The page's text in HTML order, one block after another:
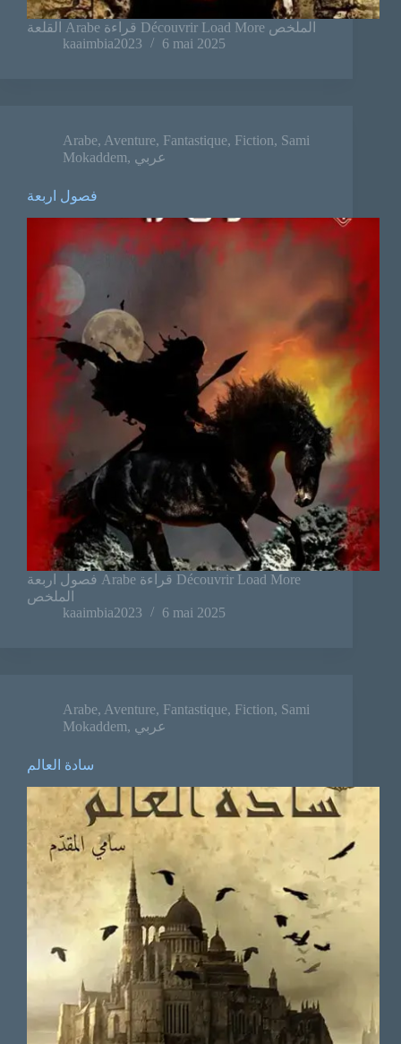
kaaimbia2023
6 mai 2025
Arabe, Aventure, Fantastique, Fiction, Sami
Mokaddem, عربي
فصول اربعة
فصول اربعة Arabe قراءة Découvrir Load More
kaaimbia2023
6 mai 2025
Arabe, Aventure, Fantastique, Fiction, Sami
Mokaddem, عربي
سادة العالم